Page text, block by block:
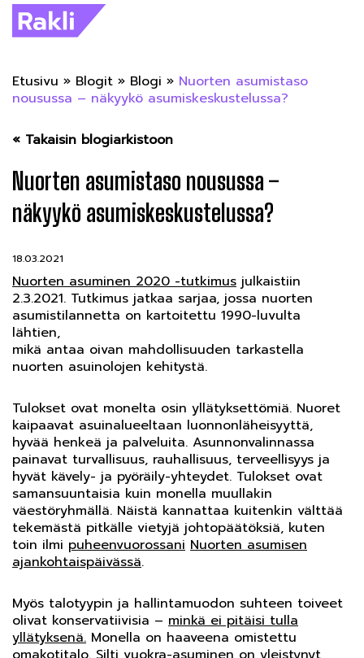
Etusivu » Blogit » Blogi » Nuorten asumistaso
nousussa – näkyykö asumiskeskustelussa?
« Takaisin blogiarkistoon
Nuorten asumistaso nousussa –
näkyykö asumiskeskustelussa?
18.03.2021
Nuorten asuminen 2020 -tutkimus julkaistiin
2.3.2021. Tutkimus jatkaa sarjaa, jossa nuorten
asumistilannetta on kartoitettu 1990-luvulta
lähtien,
mikä antaa oivan mahdollisuuden tarkastella
nuorten asuinolojen kehitystä.
Tulokset ovat monelta osin yllätyksettömiä. Nuoret
kaipaavat asuinalueeltaan luonnonläheisyyttä,
hyvää henkeä ja palveluita. Asunnonvalinnassa
painavat turvallisuus, rauhallisuus, terveellisyys ja
hyvät kävely- ja pyöräily-yhteydet. Tulokset ovat
samansuuntaisia kuin monella muullakin
väestöryhmällä. Näistä kannattaa kuitenkin välttää
tekemästä pitkälle vietyjä johtopäätöksiä, kuten
toin ilmi puheenvuorossani Nuorten asumisen
ajankohtaispäivässä.
Myös talotyypin ja hallintamuodon suhteen toiveet
olivat konservatiivisia – minkä ei pitäisi tulla
yllätyksenä. Monella on haaveena omistettu